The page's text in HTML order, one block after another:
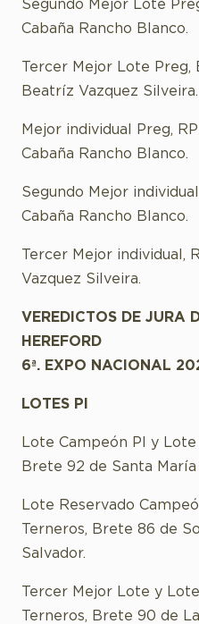
Segundo Mejor Lote
Cabaña Rancho Blanco.
Tercer Mejor Lote Preg,
Beatríz Vazquez Silveira.
Mejor individual Preg,
Cabaña Rancho Blanco.
Segundo Mejor
Cabaña Rancho Blanco.
Tercer Mejor individual,
Vazquez Silveira.
VEREDICTOS DE JURA
HEREFORD
6ª. EXPO NACIONAL
LOTES PI
Lote Campeón PI y
Brete 92 de Santa
Lote Reservado
Terneros, Brete 86 de
Salvador.
Tercer Mejor Lote y
Terneros, Brete 90 de